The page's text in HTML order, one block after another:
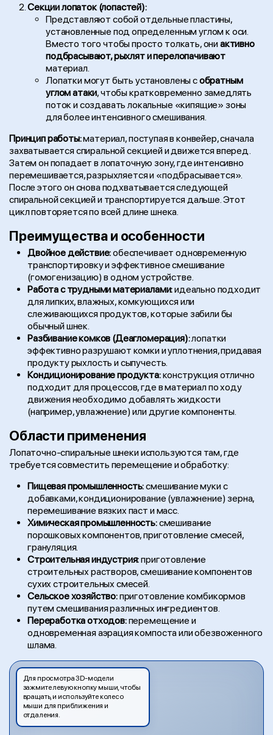
Для просмотра 3D-модели
зажмите левую кнопку мыши, чтобы
вращать, и используйте колесо
мыши для приближения и
отдаления.
Секции лопаток (лопастей):
Представляют собой отдельные пластины,
установленные под определенным углом к оси.
Вместо того чтобы просто толкать, ониактивно
подбрасывают, рыхлят и перелопачивают
материал.
Лопатки могут быть установлены собратным
углом атаки, чтобы кратковременно замедлять
поток и создавать локальные «кипящие» зоны
для более интенсивного смешивания.
Принцип работы:материал, поступая в конвейер, сначала
захватывается спиральной секцией и движется вперед.
Затем он попадает в лопаточную зону, где интенсивно
перемешивается, разрыхляется и «подбрасывается».
После этого он снова подхватывается следующей
спиральной секцией и транспортируется дальше. Этот
цикл повторяется по всей длине шнека.
Преимущества и особенности
Двойное действие:обеспечивает одновременную
транспортировку и эффективное смешивание
(гомогенизацию) в одном устройстве.
Работа с трудными материалами:идеально подходит
для липких, влажных, комкующихся или
слеживающихся продуктов, которые забили бы
обычный шнек.
Разбивание комков (Деагломерация):лопатки
эффективно разрушают комки и уплотнения, придавая
продукту рыхлость и сыпучесть.
Кондиционирование продукта:конструкция отлично
подходит для процессов, где в материал по ходу
движения необходимо добавлять жидкости
(например, увлажнение) или другие компоненты.
Области применения
Лопаточно-спиральные шнеки используются там, где
требуется совместить перемещение и обработку:
Пищевая промышленность:смешивание муки с
добавками, кондиционирование (увлажнение) зерна,
перемешивание вязких паст и масс.
Химическая промышленность:смешивание
порошковых компонентов, приготовление смесей,
грануляция.
Строительная индустрия:приготовление
строительных растворов, смешивание компонентов
сухих строительных смесей.
Сельское хозяйство:приготовление комбикормов
путем смешивания различных ингредиентов.
Переработка отходов:перемещение и
одновременная аэрация компоста или обезвоженного
шлама.